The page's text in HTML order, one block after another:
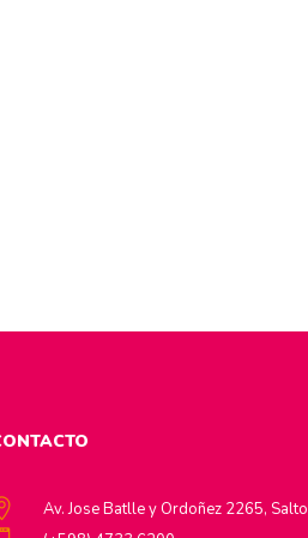
Av. Jose Batlle y Ordoñez 2265, Salto